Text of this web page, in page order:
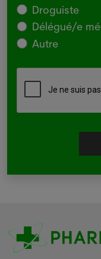
Droguiste
Délégué/e
Autre